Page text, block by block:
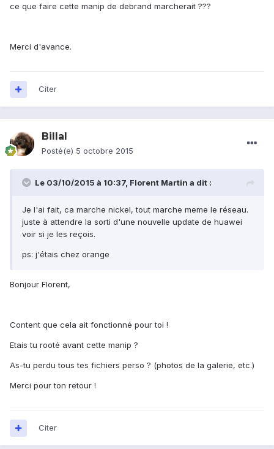
ce que faire cette manip de debrand marcherait ???
Merci d'avance.
Citer
Billal
Posté(e) 5 octobre 2015
Le 03/10/2015 à 10:37, Florent Martin a dit :
Je l'ai fait, ca marche nickel, tout marche meme le réseau.
juste à attendre la sorti d'une nouvelle update de huawei
voir si je les reçois.
ps: j'étais chez orange
Bonjour Florent,
Content que cela ait fonctionné pour toi !
Etais tu rooté avant cette manip ?
As-tu perdu tous tes fichiers perso ? (photos de la galerie, etc.)
Merci pour ton retour !
Citer